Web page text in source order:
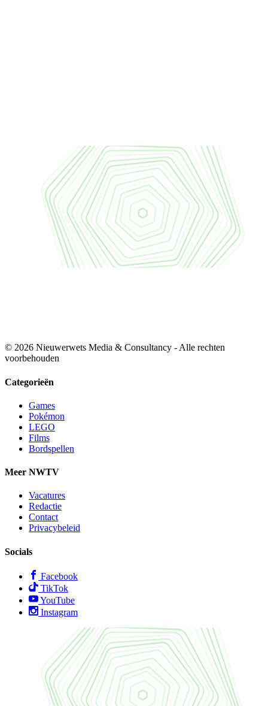
© 2026 Nieuwerwets Media & Consultancy - Alle rechten
voorbehouden
Categorieën
Games
Pokémon
LEGO
Films
Bordspellen
Meer NWTV
Vacatures
Redactie
Contact
Privacybeleid
Socials
Facebook
TikTok
YouTube
Instagram